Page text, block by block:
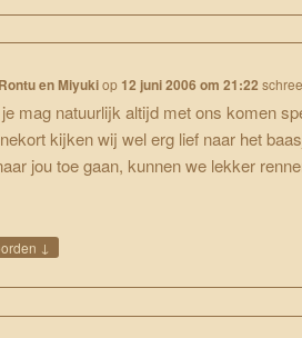
en Miyukiop 12 juni 2006 om 21:22
mag natuurlijk altijd met ons komen
kijken wij wel erg lief naar het
jou toe gaan, kunnen we lekker
↓